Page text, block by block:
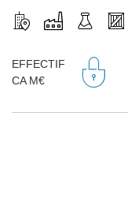
EFFECTIF
CA M€